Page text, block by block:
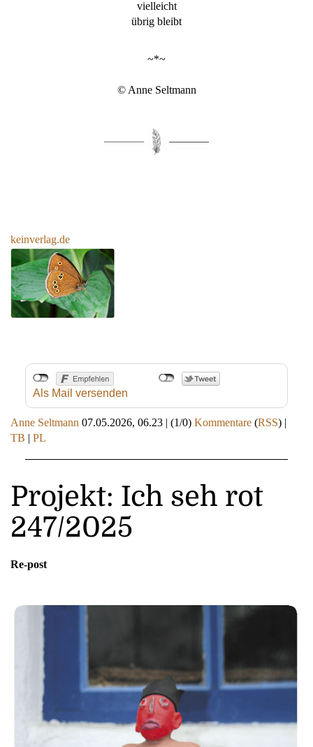
vielleicht
übrig bleibt
~*~
© Anne Seltmann
keinverlag.de
Als Mail versenden
Anne Seltmann 07.05.2026, 06.23 | (1/0) Kommentare (RSS) |
TB | PL
Projekt: Ich seh rot
247/2025
Re-post